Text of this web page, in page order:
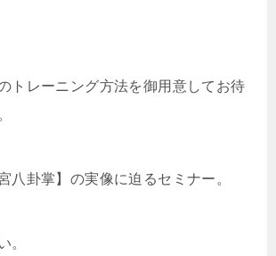
トレーニング方法を御用意してお待
八卦掌】の実像に迫るセミナー。
。